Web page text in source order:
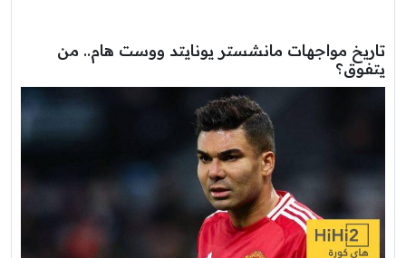
تاريخ مواجهات مانشستر يونايتد ووست هام.. من
يتفوق؟